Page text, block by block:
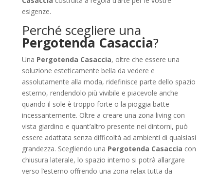
esigenze.
Perché scegliere una
Pergotenda Casaccia?
Una Pergotenda Casaccia, oltre che essere una
soluzione esteticamente bella da vedere e
assolutamente alla moda, ridefinisce parte dello spazio
esterno, rendendolo più vivibile e piacevole anche
quando il sole è troppo forte o la pioggia batte
incessantemente. Oltre a creare una zona living con
vista giardino e quant’altro presente nei dintorni, può
essere adattata senza difficoltà ad ambienti di qualsiasi
grandezza. Scegliendo una Pergotenda Casaccia con
chiusura laterale, lo spazio interno si potrà allargare
verso l’esterno offrendo una zona relax tutta da